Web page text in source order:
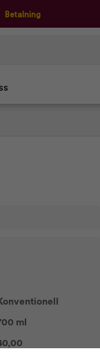
Betalning
ml